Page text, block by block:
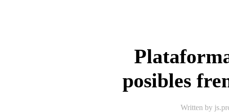
posibles
Written by